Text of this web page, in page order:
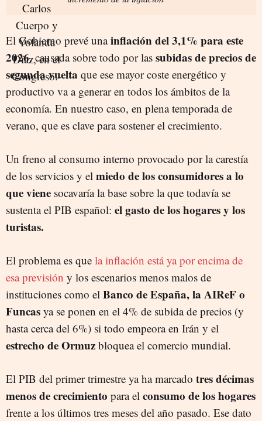
El Gobierno prevé unainflación del 3,1% para este
2026, causada sobre todo por las subidas de precios de
segunda vuelta que ese mayor coste energético y
productivo va a generar en todos los ámbitos de la
economía. En nuestro caso, en plena temporada de
verano, que es clave para sostener el crecimiento.
Un freno al consumo interno provocado por la carestía
de los servicios y el miedo de los consumidores a lo
que viene socavaría la base sobre la que todavía se
sustenta el PIB español: el gasto de los hogares y los
turistas.
El problema es que la inflación está ya por encima de
esa previsión y los escenarios menos malos de
instituciones como el Banco de España, la AIReF o
Funcas ya se ponen en el 4% de subida de precios (y
hasta cerca del 6%) si todo empeora en Irán y el
estrecho de Ormuz bloquea el comercio mundial.
El PIB del primer trimestre ya ha marcado tres décimas
menos de crecimiento para el consumo de los hogares
frente a los últimos tres meses del año pasado. Ese dato